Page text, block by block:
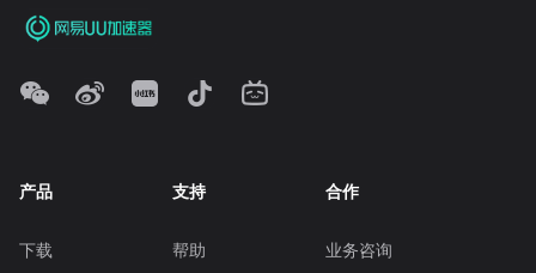
产品
下载
支持
帮助
合作
业务咨询